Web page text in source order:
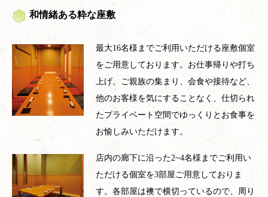
和情緒ある粋な座敷
最大16名様までご利用いただける座敷個室
をご用意しております。お仕事帰りや打ち
上げ、ご親族の集まり、会食や接待など、
他のお客様を気にすることなく、仕切られ
たプライベート空間でゆっくりとお食事を
お愉しみいただけます。
店内の廊下に沿った2~4名様までご利用い
ただける個室を3部屋ご用意しておりま
す。各部屋は襖で横切っているので、周り